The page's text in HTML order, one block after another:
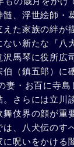
、浮世絵師・
えた家族の絆が
い新たな『八
馬琴に役所広
伯（鎮五郎）に
妻・お百に寺
。さらには立川
伎界の顔が重
、八犬伝のす
に呪いをかける